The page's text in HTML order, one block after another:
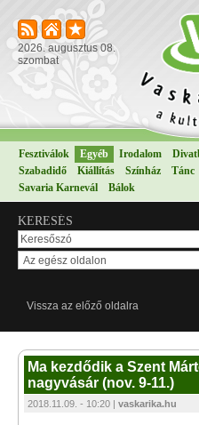
2026. augusztus 08.
szombat
Fesztiválok Egyéb Irodalom
Szabadidő
Kiállítás Színház Tánc
Savaria Karnevál
Bálok
KERESÉS
Vissza az előző oldalra
Ma kezdődik a Szent
nagyvásár (nov. 9-11.)
2018.11.09. - 10:20 | vaskarika.hu